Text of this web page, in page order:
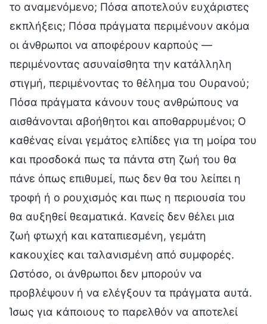
το αναμενόμενο; Πόσα αποτελούν ευχάριστες
εκπλήξεις; Πόσα πράγματα περιμένουν ακόμα
οι άνθρωποι να αποφέρουν καρπούς —
περιμένοντας ασυναίσθητα την κατάλληλη
στιγμή, περιμένοντας το θέλημα του Ουρανού;
Πόσα πράγματα κάνουν τους ανθρώπους να
αισθάνονται αβοήθητοι και αποθαρρυμένοι; Ο
καθένας είναι γεμάτος ελπίδες για τη μοίρα του
και προσδοκά πως τα πάντα στη ζωή του θα
πάνε όπως επιθυμεί, πως δεν θα του λείπει η
τροφή ή ο ρουχισμός και πως η περιουσία του
θα αυξηθεί θεαματικά. Κανείς δεν θέλει μια
ζωή φτωχή και καταπιεσμένη, γεμάτη
κακουχίες και ταλανισμένη από συμφορές.
Ωστόσο, οι άνθρωποι δεν μπορούν να
προβλέψουν ή να ελέγξουν τα πράγματα αυτά.
Ίσως για κάποιους το παρελθόν να αποτελεί